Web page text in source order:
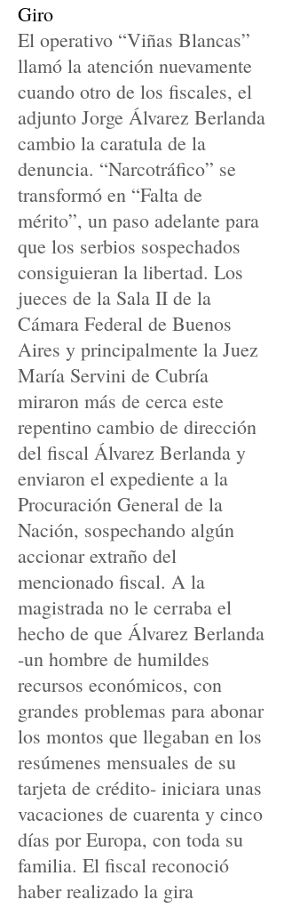
Giro
El operativo “Viñas Blancas”
llamó la atención nuevamente
cuando otro de los fiscales, el
adjunto Jorge Álvarez Berlanda
cambio la caratula de la
denuncia. “Narcotráfico” se
transformó en “Falta de
mérito”, un paso adelante para
que los serbios sospechados
consiguieran la libertad. Los
jueces de la Sala II de la
Cámara Federal de Buenos
Aires y principalmente la Juez
María Servini de Cubría
miraron más de cerca este
repentino cambio de dirección
del fiscal Álvarez Berlanda y
enviaron el expediente a la
Procuración General de la
Nación, sospechando algún
accionar extraño del
mencionado fiscal. A la
magistrada no le cerraba el
hecho de que Álvarez Berlanda
-un hombre de humildes
recursos económicos, con
grandes problemas para abonar
los montos que llegaban en los
resúmenes mensuales de su
tarjeta de crédito- iniciara unas
vacaciones de cuarenta y cinco
días por Europa, con toda su
familia. El fiscal reconoció
haber realizado la gira